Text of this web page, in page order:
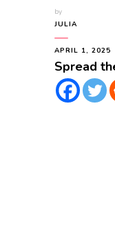
by
JULIA
APRIL 1, 2025
Spread